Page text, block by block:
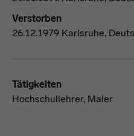
Verstorben
26.12.1979 Karlsruhe,
Tätigkeiten
Hochschullehrer, Maler